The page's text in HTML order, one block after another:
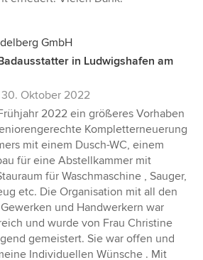
GmbH
in Ludwigshafen am
30. Oktober 2022
2022 ein größeres Vorhaben
Kompletterneuerung
mit einem Dusch-WC, einem
für eine Abstellkammer mit
für Waschmaschine , Sauger,
etc. Die Organisation mit all den
und Handwerkern war
und wurde von Frau Christine
gemeistert. Sie war offen und
Individuellen Wünsche . Mit